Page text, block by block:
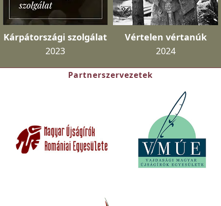
Kárpátországi szolgálat
2023
Vértelen vértanúk
2024
Partnerszervezetek